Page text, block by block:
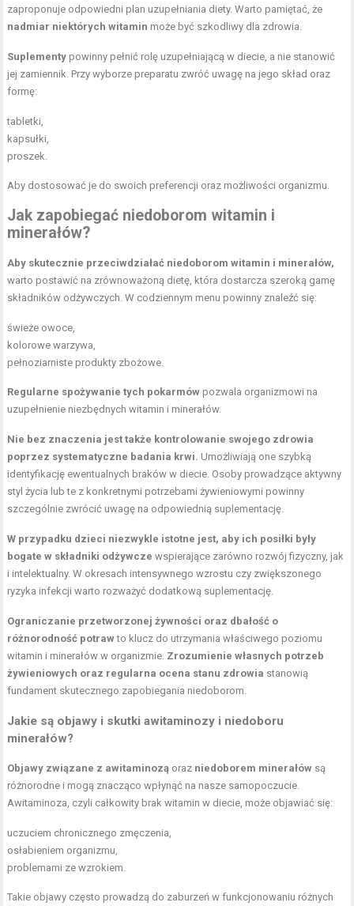
zaproponuje odpowiedni plan uzupełniania diety. Warto pamiętać, że
nadmiar niektórych witamin może być szkodliwy dla zdrowia.
Suplementy powinny pełnić rolę uzupełniającą w diecie, a nie stanowić
jej zamiennik. Przy wyborze preparatu zwróć uwagę na jego skład oraz
formę:
tabletki,
kapsułki,
proszek.
Aby dostosować je do swoich preferencji oraz możliwości organizmu.
Jak zapobiegać niedoborom witamin i
minerałów?
Aby skutecznie przeciwdziałać niedoborom witamin i minerałów,
warto postawić na zrównoważoną dietę, która dostarcza szeroką gamę
składników odżywczych. W codziennym menu powinny znaleźć się:
świeże owoce,
kolorowe warzywa,
pełnoziarniste produkty zbożowe.
Regularne spożywanie tych pokarmów pozwala organizmowi na
uzupełnienie niezbędnych witamin i minerałów.
Nie bez znaczenia jest także kontrolowanie swojego zdrowia
poprzez systematyczne badania krwi. Umożliwiają one szybką
identyfikację ewentualnych braków w diecie. Osoby prowadzące aktywny
styl życia lub te z konkretnymi potrzebami żywieniowymi powinny
szczególnie zwrócić uwagę na odpowiednią suplementację.
W przypadku dzieci niezwykle istotne jest, aby ich posiłki były
bogate w składniki odżywcze wspierające zarówno rozwój fizyczny, jak
i intelektualny. W okresach intensywnego wzrostu czy zwiększonego
ryzyka infekcji warto rozważyć dodatkową suplementację.
Ograniczanie przetworzonej żywności oraz dbałość o
różnorodność potrawto klucz do utrzymania właściwego poziomu
witamin i minerałów w organizmie. Zrozumienie własnych potrzeb
żywieniowych oraz regularna ocena stanu zdrowia stanowią
fundament skutecznego zapobiegania niedoborom.
Jakie są objawy i skutki awitaminozy i niedoboru
minerałów?
Objawy związane z awitaminozą oraz niedoborem minerałów są
różnorodne i mogą znacząco wpłynąć na nasze samopoczucie.
Awitaminoza, czyli całkowity brak witamin w diecie, może objawiać się:
uczuciem chronicznego zmęczenia,
osłabieniem organizmu,
problemami ze wzrokiem.
Takie objawy często prowadzą do zaburzeń w funkcjonowaniu różnych